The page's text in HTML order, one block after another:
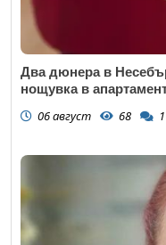
Два дюнера в
нощувка в
06 август 68 1